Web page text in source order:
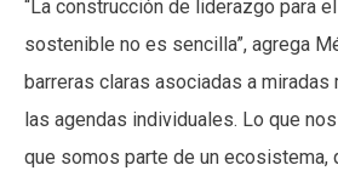
“La construcción de liderazgo para
sostenible no es sencilla”, agrega
barreras claras asociadas a miradas
las agendas individuales. Lo que
que somos parte de un ecosistema,